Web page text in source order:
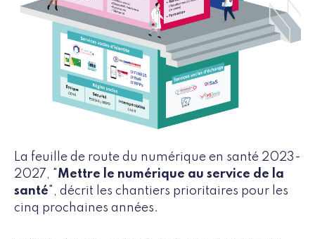
La feuille de route du numérique en santé 2023-
2027, "Mettre le numérique au service de la
santé", décrit les chantiers prioritaires pour les
cinq prochaines années.